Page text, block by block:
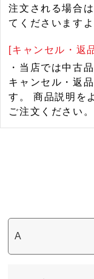
注文される場合
てくださいます
[キャンセル・返
・当店では中古
キャンセル・返
す。 商品説明を
ご注文ください。